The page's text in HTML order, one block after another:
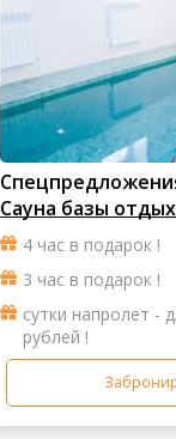
Сауна базы
4 час в подарок !
3 час в подарок !
сутки напролет -
рублей !